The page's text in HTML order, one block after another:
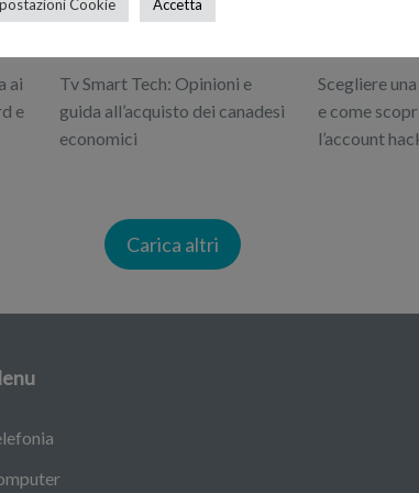
ai
e
Tv Smart Tech: Opinioni e
guida all’acquisto dei canadesi
economici
Scegliere
e come
l’account
Carica altri
Cookie Accetta